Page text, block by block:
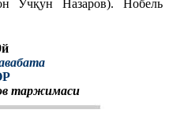
Учқун Назаров). Нобель
таржимаси